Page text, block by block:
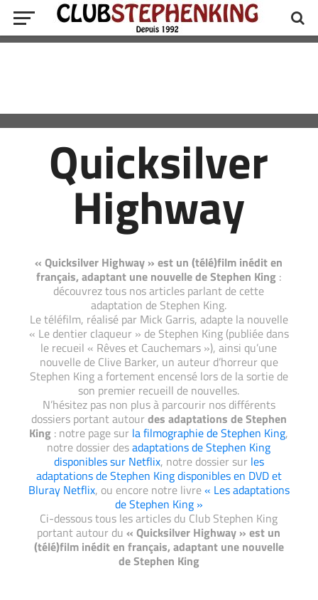
Quicksilver
Highway
« Quicksilver Highway » est un (télé)film inédit en
français, adaptant une nouvelle de Stephen King :
découvrez tous nos articles parlant de cette
adaptation de Stephen King.
Le téléfilm, réalisé par Mick Garris, adapte la nouvelle
« Le dentier claqueur » de Stephen King (publiée dans
le recueil « Rêves et Cauchemars »), ainsi qu’une
nouvelle de Clive Barker, un auteur d’horreur que
Stephen King a fortement encensé lors de la sortie de
son premier recueill de nouvelles.
N’hésitez pas non plus à parcourir nos différents
dossiers portant autourdes adaptations de Stephen
King : notre page sur la filmographie de Stephen King,
notre dossier desadaptations de Stephen King
disponibles sur Netflix, notre dossier sur les
adaptations de Stephen King disponibles en DVD et
Bluray Netflix, ou encore notre livre« Les adaptations
de Stephen King »
Ci-dessous tous les articles du Club Stephen King
portant autour du« Quicksilver Highway » est un
(télé)film inédit en français, adaptant une nouvelle
de Stephen King